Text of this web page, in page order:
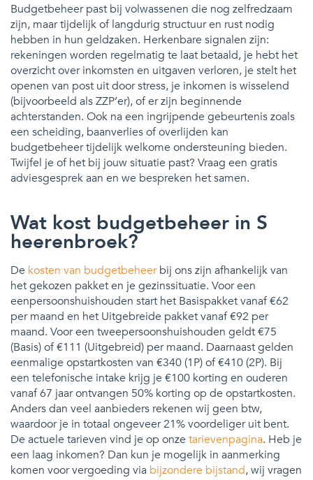
Budgetbeheer past bij volwassenen die nog zelfredzaam
zijn, maar tijdelijk of langdurig structuur en rust nodig
hebben in hun geldzaken. Herkenbare signalen zijn:
rekeningen worden regelmatig te laat betaald, je hebt het
overzicht over inkomsten en uitgaven verloren, je stelt het
openen van post uit door stress, je inkomen is wisselend
(bijvoorbeeld als ZZP’er), of er zijn beginnende
achterstanden. Ook na een ingrijpende gebeurtenis zoals
een scheiding, baanverlies of overlijden kan
budgetbeheer tijdelijk welkome ondersteuning bieden.
Twijfel je of het bij jouw situatie past? Vraag een gratis
adviesgesprek aan en we bespreken het samen.
Wat kost budgetbeheer in S
heerenbroek?
De kosten van budgetbeheerbij ons zijn afhankelijk van
het gekozen pakket en je gezinssituatie. Voor een
eenpersoonshuishouden start het Basispakket vanaf €62
per maand en het Uitgebreide pakket vanaf €92 per
maand. Voor een tweepersoonshuishouden geldt €75
(Basis) of €111 (Uitgebreid) per maand. Daarnaast gelden
eenmalige opstartkosten van €340 (1P) of €410 (2P). Bij
een telefonische intake krijg je €100 korting en ouderen
vanaf 67 jaar ontvangen 50% korting op de opstartkosten.
Anders dan veel aanbieders rekenen wij geen btw,
waardoor je in totaal ongeveer 21% voordeliger uit bent.
De actuele tarieven vind je op onze tarievenpagina. Heb je
een laag inkomen? Dan kun je mogelijk in aanmerking
komen voor vergoeding via bijzondere bijstand, wij vragen